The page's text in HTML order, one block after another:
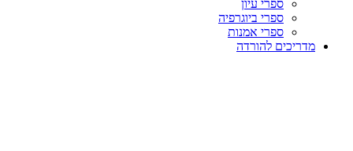
ספרי עיון
ספרי ביוגרפיה
ספרי אמנות
מדריכים להורדה